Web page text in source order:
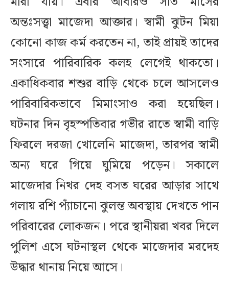
অন্তঃসত্ত্বা মাজেদা আক্তার। স্বামী ঝুটন মিয়া
কোনো কাজ কর্ম করতেন না, তাই প্রায়ই তাদের
সংসারে পারিবারিক কলহ লেগেই থাকতো।
একাধিকবার শশুর বাড়ি থেকে চলে আসলেও
পারিবারিকভাবে মিমাংসাও করা হয়েছিল।
ঘটনার দিন বৃহস্পতিবার গভীর রাতে স্বামী বাড়ি
ফিরলে দরজা খোলেনি মাজেদা, তারপর স্বামী
অন্য ঘরে গিয়ে ঘুমিয়ে পড়েন। সকালে
মাজেদার নিথর দেহ বসত ঘরের আড়ার সাথে
গলায় রশি প্যাঁচানো ঝুলন্ত অবস্থায় দেখতে পান
পরিবারের লোকজন। পরে স্থানীয়রা খবর দিলে
পুলিশ এসে ঘটনাস্থল থেকে মাজেদার মরদেহ
উদ্ধার থানায় নিয়ে আসে।